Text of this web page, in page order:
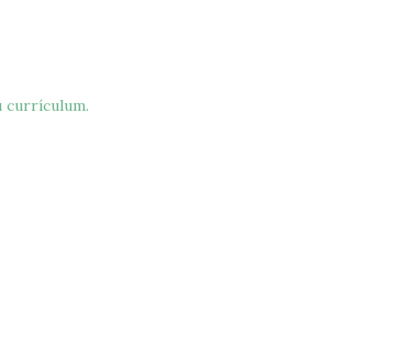
currículum.